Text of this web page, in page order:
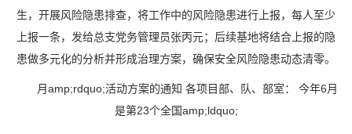
生，开展风险隐患排查，将工作中的风险隐患进行上报，每人至少
上报一条，发给总支党务管理员张丙元；后续基地将结合上报的隐
患做多元化的分析并形成治理方案，确保安全风险隐患动态清零。
月amp;rdquo;活动方案的通知 各项目部、队、部室： 今年6月
是第23个全国amp;ldquo;